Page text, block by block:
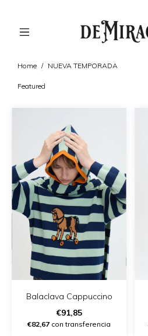
Home / NUEVA TEMPORADA
Balaclava Cappuccino
€91,85
€82,67 con transferencia